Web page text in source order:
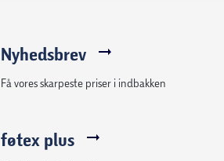
Nyhedsbrev
Få vores skarpeste priser i indbakken
føtex plus